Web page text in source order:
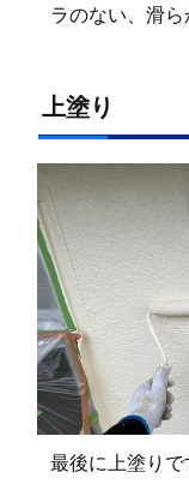
ラのない、滑ら
上塗り
最後に上塗りで